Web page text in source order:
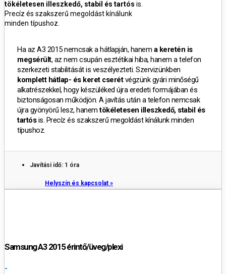
tökéletesen illeszkedő, stabil és tartós is.
Precíz és szakszerű megoldást kínálunk
minden típushoz.
Ha az A3 2015 nemcsak a hátlapján, hanem a keretén is
megsérült, az nem csupán esztétikai hiba, hanem a telefon
szerkezeti stabilitását is veszélyezteti. Szervizünkben
komplett hátlap- és keret cserétvégzünk gyári minőségű
alkatrészekkel, hogy készüléked újra eredeti formájában és
biztonságosan működjön. A javítás után a telefon nemcsak
újra gyönyörű lesz, hanemtökéletesen illeszkedő, stabil és
tartósis. Precíz és szakszerű megoldást kínálunk minden
típushoz.
Javítási idő: 1 óra
Helyszín és kapcsolat »
Samsung A3 2015 érintő/üveg/plexi
-